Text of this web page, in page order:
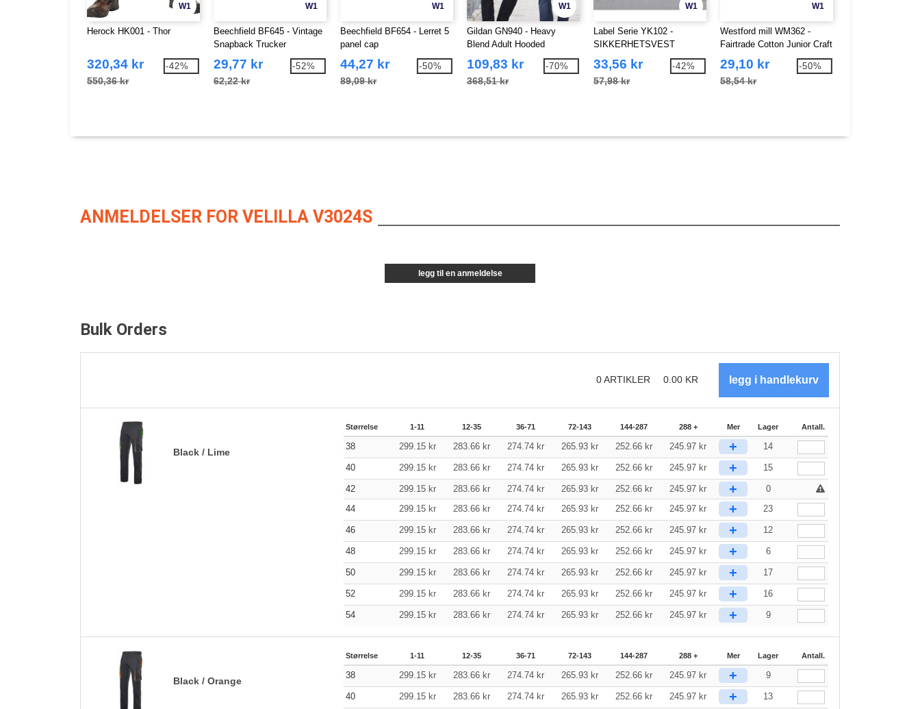
W1
Herock HK001 - Thor
320,34 kr
550,36 kr
-42%
W1
Beechfield BF645 - Vintage
Snapback Trucker
29,77 kr
62,22 kr
-52%
W1
Beechfield BF654 - Lerret 5
panel cap
44,27 kr
89,09 kr
-50%
W1
Gildan GN940 - Heavy
Blend Adult Hooded
109,83 kr
368,51 kr
-70%
W1
Label Serie YK102 -
SIKKERHETSVEST
33,56 kr
57,98 kr
-42%
W1
Westford mill WM362 -
Fairtrade Cotton Junior Craft
29,10 kr
58,54 kr
-50%
ANMELDELSER FOR VELILLA V3024S
legg til en anmeldelse
Bulk Orders
0ARTIKLER 0.00 KR
Black / Lime
Størrelse 1-11 12-35 36-71 72-143 144-287 288 + Mer Lager Antall.
38 299.15 kr 283.66 kr 274.74 kr 265.93 kr 252.66 kr 245.97 kr + 14
40 299.15 kr 283.66 kr 274.74 kr 265.93 kr 252.66 kr 245.97 kr + 15
42 299.15 kr 283.66 kr 274.74 kr 265.93 kr 252.66 kr 245.97 kr +
0
44
299.15 kr 283.66 kr 274.74 kr 265.93 kr 252.66 kr 245.97 kr + 23
46 299.15 kr 283.66 kr 274.74 kr 265.93 kr 252.66 kr 245.97 kr + 12
48 299.15 kr 283.66 kr 274.74 kr 265.93 kr 252.66 kr 245.97 kr + 6
50 299.15 kr 283.66 kr 274.74 kr 265.93 kr 252.66 kr 245.97 kr + 17
52 299.15 kr 283.66 kr 274.74 kr 265.93 kr 252.66 kr 245.97 kr + 16
54 299.15 kr 283.66 kr 274.74 kr 265.93 kr 252.66 kr 245.97 kr + 9
Black / Orange
Størrelse 1-11 12-35 36-71 72-143 144-287 288 + Mer Lager Antall.
38 299.15 kr 283.66 kr 274.74 kr 265.93 kr 252.66 kr 245.97 kr + 9
40 299.15 kr 283.66 kr 274.74 kr 265.93 kr 252.66 kr 245.97 kr + 13